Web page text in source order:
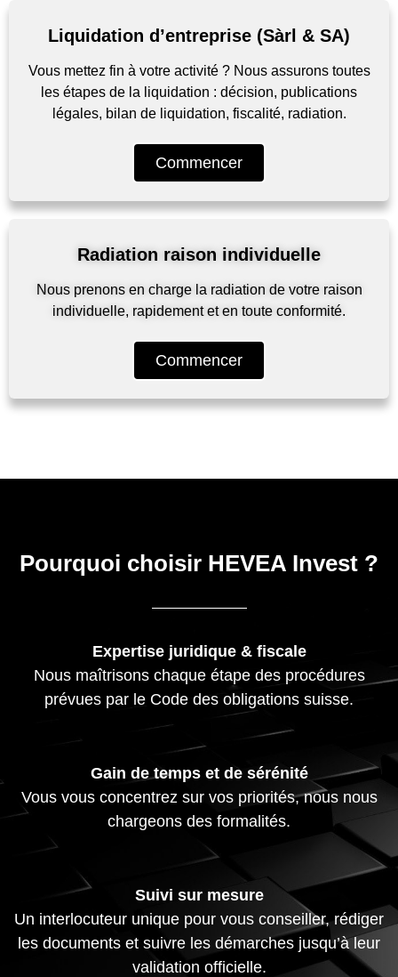
Liquidation d’entreprise (Sàrl & SA)
Vous mettez fin à votre activité ? Nous assurons toutes
les étapes de la liquidation : décision, publications
légales, bilan de liquidation, fiscalité, radiation.
Commencer
Radiation raison individuelle
Nous prenons en charge la radiation de votre raison
individuelle, rapidement et en toute conformité.
Commencer
Pourquoi choisir HEVEA Invest ?
Expertise juridique & fiscale
Nous maîtrisons chaque étape des procédures
prévues par le Code des obligations suisse.
Gain de temps et de sérénité
Vous vous concentrez sur vos priorités, nous nous
chargeons des formalités.
Suivi sur mesure
Un interlocuteur unique pour vous conseiller, rédiger
les documents et suivre les démarches jusqu’à leur
validation officielle.